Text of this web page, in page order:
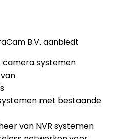
B.V. aanbiedt
camera systemen
met bestaande
van NVR systemen